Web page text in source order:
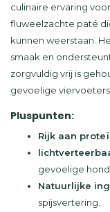
culinaire ervaring
fluweelzachte paté
kunnen weerstaan.
smaak en
zorgvuldig vrij is
gevoelige viervoeters.
Pluspunten:
Rijk aan
gevoelige
Natuurlijke
spijsvertering.